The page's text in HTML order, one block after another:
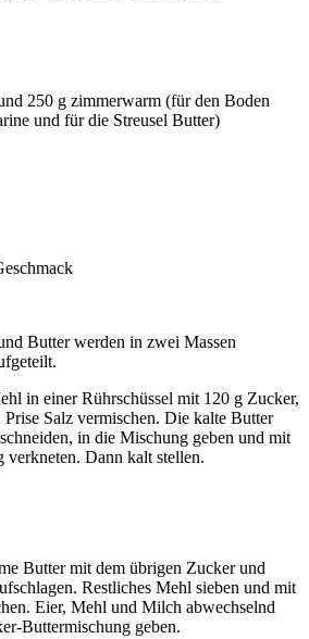
250 g zimmerwarm (für den Boden
und für die Streusel Butter)
Butter werden in zwei Massen
in einer Rührschüssel mit 120 g Zucker,
Salz vermischen. Die kalte Butter
in die Mischung geben und mit
Dann kalt stellen.
Butter mit dem übrigen Zucker und
Restliches Mehl sieben und mit
Eier, Mehl und Milch abwechselnd
Buttermischung geben.